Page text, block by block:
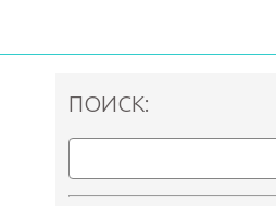
ПОИСК: